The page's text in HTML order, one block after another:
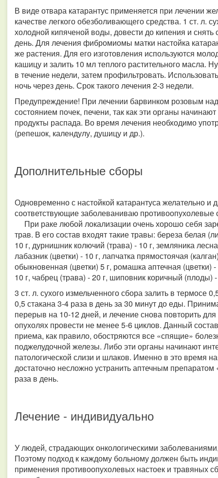
В виде отвара катарантус применяется при лечении
качестве легкого обезболивающего средства. 1 ст. л.
холодной кипяченой воды, довести до кипения и снять
день. Для лечения фибромиомы матки настойка
же растения. Для его изготовления используются
кашицу и залить 10 мл теплого растительного масла.
в течение недели, затем профильтровать.
ночь через день. Срок такого лечения 2-3 недели.
Предупреждение! При лечении барвинком розовым
состоянием почек, печени, так как эти органы
продукты распада. Во время лечения необходимо
(репешок, календулу, душицу и др.).
Дополнительные сборы
Одновременно с настойкой катарантуса желательно и
соответствующие заболеваниваю противоопухолевые
При раке любой локализации очень хорошо себя
трав. В его состав входят такие травы: береза белая
10 г, дурнишник колючий (трава) - 10 г, земляника
лабазник (цветки) - 10 г, лапчатка прямостоячая
обыкновенная (цветки) 5 г, ромашка аптечная (цветки)
10 г, чабрец (трава) - 20 г, шиповник коричный (плоды)
3 ст. л. сухого измельченного сбора залить в термосе
0,5 стакана 3-4 раза в день за 30 минут до еды.
перерыв на 10-12 дней, и лечение снова повторить
опухолях провести не менее 5-6 циклов. Данный
приема, как правило, обостряются все «спящие»
поджелудочной железы. Либо эти органы начинают
патологической слизи и шлаков. Именно в это время
достаточно несложно устранить аптечным
раза в день.
Лечение - индивидуально
У людей, страдающих онкологическими
Поэтому подход к каждому больному должен быть
применения противоопухолевых настоек и травяных